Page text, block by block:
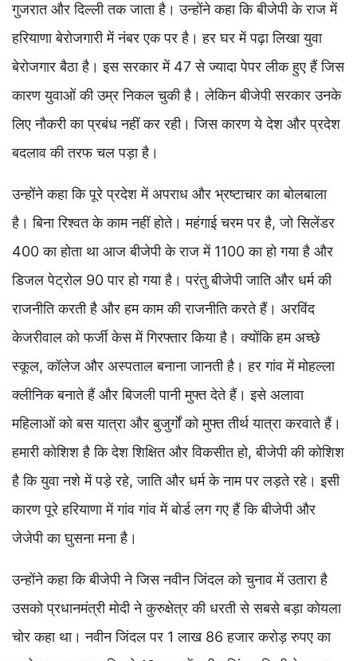
गुजरात और दिल्ली तक जाता है। उन्होंने कहा कि बीजेपी के राज में
हरियाणा बेरोजगारी में नंबर एक पर है। हर घर में पढ़ा लिखा युवा
बेरोजगार बैठा है। इस सरकार में 47 से ज्यादा पेपर लीक हुए हैं जिस
कारण युवाओं की उम्र निकल चुकी है। लेकिन बीजेपी सरकार उनके
लिए नौकरी का प्रबंध नहीं कर रही। जिस कारण ये देश और प्रदेश
बदलाव की तरफ चल पड़ा है।
उन्होंने कहा कि पूरे प्रदेश में अपराध और भ्रष्टाचार का बोलबाला
है। बिना रिश्वत के काम नहीं होते। महंगाई चरम पर है, जो सिलेंडर
400 का होता था आज बीजेपी के राज में 1100 का हो गया है और
डिजल पेट्रोल 90 पार हो गया है। परंतु बीजेपी जाति और धर्म की
राजनीति करती है और हम काम की राजनीति करते हैं। अरविंद
केजरीवाल को फर्जी केस में गिरफ्तार किया है। क्योंकि हम अच्छे
स्कूल, कॉलेज और अस्पताल बनाना जानती है। हर गांव में मोहल्ला
क्लीनिक बनाते हैं और बिजली पानी मुफ्त देते हैं। इसे अलावा
महिलाओं को बस यात्रा और बुजुर्गों को मुफ्त तीर्थ यात्रा करवाते हैं।
हमारी कोशिश है कि देश शिक्षित और विकसीत हो, बीजेपी की कोशिश
है कि युवा नशे में पड़े रहे, जाति और धर्म के नाम पर लड़ते रहे। इसी
कारण पूरे हरियाणा में गांव गांव में बोर्ड लग गए हैं कि बीजेपी और
जेजेपी का घुसना मना है।
उन्होंने कहा कि बीजेपी ने जिस नवीन जिंदल को चुनाव में उतारा है
उसको प्रधानमंत्री मोदी ने कुरुक्षेत्र की धरती से सबसे बड़ा कोयला
चोर कहा था। नवीन जिंदल पर 1 लाख 86 हजार करोड़ रुपए का